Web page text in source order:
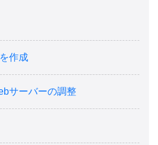
作成
サーバーの調整